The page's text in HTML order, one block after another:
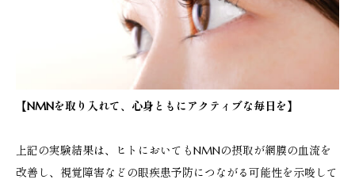
【NMNを取り入れて、心身ともにアクティブな毎日を 】
上記の実験結果は、ヒトにおいてもNMNの摂取が網膜の血流を
改善し、視覚障害などの眼疾患予防につながる可能性を示唆して